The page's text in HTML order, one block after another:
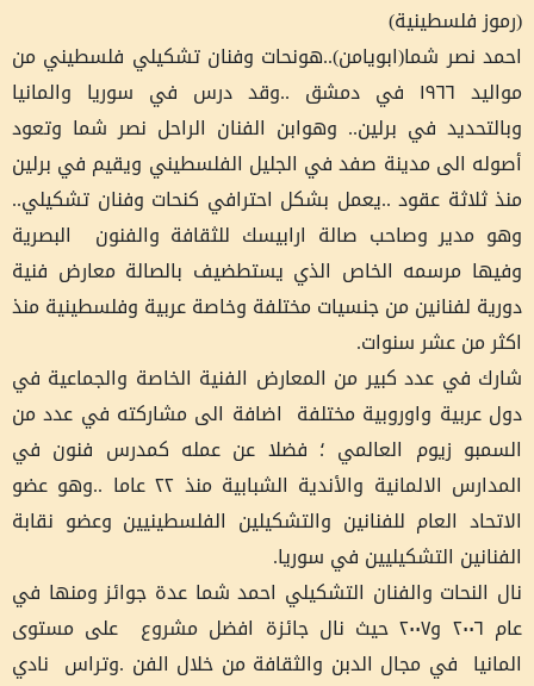
(رموز فلسطينية)
احمد نصر شما(ابويامن)..هونحات وفنان تشكيلي فلسطيني من
مواليد ١٩٦٦ في دمشق ..وقد درس في سوريا والمانيا
وبالتحديد في برلين.. وهوابن الفنان الراحل نصر شما وتعود
أصوله الى مدينة صفد في الجليل الفلسطيني ويقيم في برلين
منذ ثلاثة عقود ..يعمل بشكل احترافي كنحات وفنان تشكيلي..
وهو مدير وصاحب صالة ارابيسك للثقافة والفنون البصرية
وفيها مرسمه الخاص الذي يستطضيف بالصالة معارض فنية
دورية لفنانين من جنسيات مختلفة وخاصة عربية وفلسطينية منذ
اكثر من عشر سنوات.
شارك في عدد كبير من المعارض الفنية الخاصة والجماعية في
دول عربية واوروبية مختلفة اضافة الى مشاركته في عدد من
السمبو زيوم العالمي ؛ فضلا عن عمله كمدرس فنون في
المدارس الالمانية والأندية الشبابية منذ ٢٢ عاما ..وهو عضو
الاتحاد العام للفنانين والتشكيلين الفلسطينيين وعضو نقابة
الفنانين التشكيليين في سوريا.
نال النحات والفنان التشكيلي احمد شما عدة جوائز ومنها في
عام ٢٠٠٦ و٢٠٠٧ حيث نال جائزة افضل مشروع على مستوى
المانيا في مجال الدبن والثقافة من خلال الفن .وتراس نادي